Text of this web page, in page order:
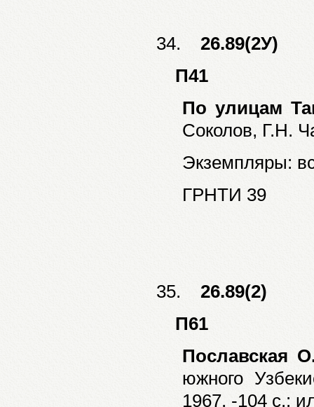
34.26.89(2У)
П41
По улицам
Соколов, Г.Н.
Экземпляры:
ГРНТИ 39
35.26.89(2)
П61
Пославская
южного
1967. -104 с.: